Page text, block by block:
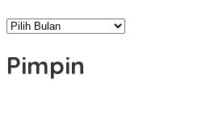
Arsip
Pimpin